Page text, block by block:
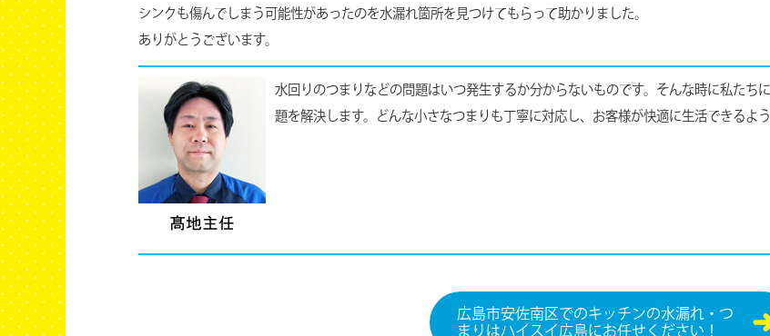
シンクも傷んでしまう可能性があったのを水漏れ箇所を見つけてもらって助かりました。
ありがとうございます。
水回りのつまりなどの問題はいつ発生するか分からないものです。そんな時に私たち
題を解決します。どんな小さなつまりも丁寧に対応し、お客様が快適に生活できるよう
広島市安佐南区でのキッチンの水漏れ・つ
まりはハイスイ広島にお任せください！